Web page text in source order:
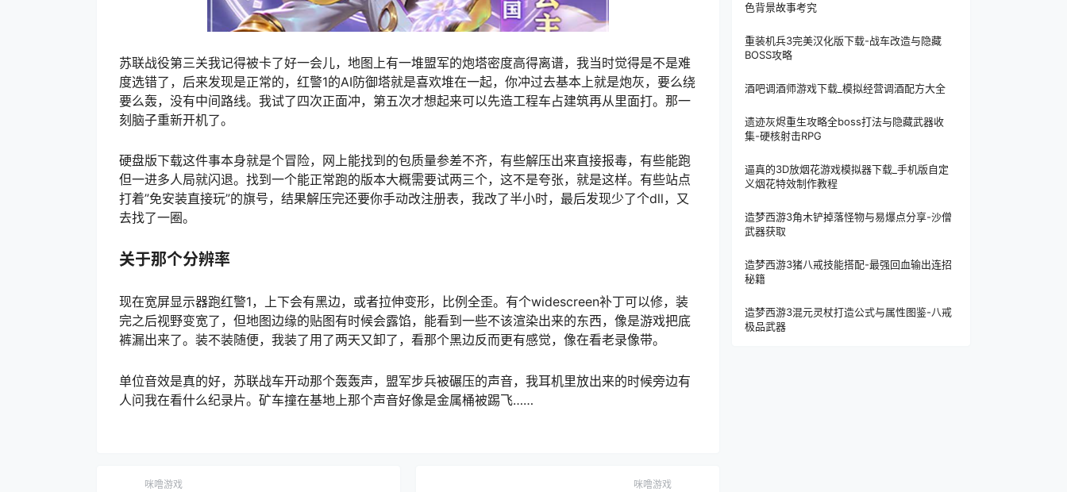
苏联战役第三关我记得被卡了好一会儿，地图上有一堆盟军的炮塔密度高得离谱，我当时觉得是不是难
度选错了，后来发现是正常的，红警1的AI防御塔就是喜欢堆在一起，你冲过去基本上就是炮灰，要么绕
要么轰，没有中间路线。我试了四次正面冲，第五次才想起来可以先造工程车占建筑再从里面打。那一
刻脑子重新开机了。
硬盘版下载这件事本身就是个冒险，网上能找到的包质量参差不齐，有些解压出来直接报毒，有些能跑
但一进多人局就闪退。找到一个能正常跑的版本大概需要试两三个，这不是夸张，就是这样。有些站点
打着”免安装直接玩”的旗号，结果解压完还要你手动改注册表，我改了半小时，最后发现少了个dll，又
去找了一圈。
关于那个分辨率
现在宽屏显示器跑红警1，上下会有黑边，或者拉伸变形，比例全歪。有个widescreen补丁可以修，装
完之后视野变宽了，但地图边缘的贴图有时候会露馅，能看到一些不该渲染出来的东西，像是游戏把底
裤漏出来了。装不装随便，我装了用了两天又卸了，看那个黑边反而更有感觉，像在看老录像带。
单位音效是真的好，苏联战车开动那个轰轰声，盟军步兵被碾压的声音，我耳机里放出来的时候旁边有
人问我在看什么纪录片。矿车撞在基地上那个声音好像是金属桶被踢飞……
咪噜游戏 咪噜游戏
色背景故事考究
重装机兵3完美汉化版下载-战车改造与隐藏
BOSS攻略
酒吧调酒师游戏下载_模拟经营调酒配方大全
遗迹灰烬重生攻略全boss打法与隐藏武器收
集-硬核射击RPG
逼真的3D放烟花游戏模拟器下载_手机版自定
义烟花特效制作教程
造梦西游3角木铲掉落怪物与易爆点分享-沙僧
武器获取
造梦西游3猪八戒技能搭配-最强回血输出连招
秘籍
造梦西游3混元灵杖打造公式与属性图鉴-八戒
极品武器